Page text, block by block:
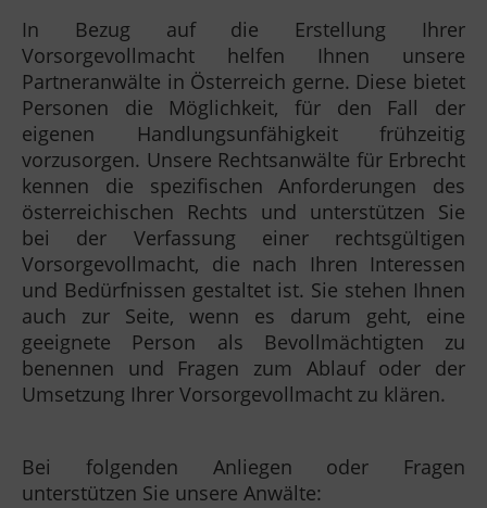
In Bezug auf die Erstellung Ihrer
Vorsorgevollmacht helfen Ihnen unsere
Partneranwälte in Österreich gerne. Diese bietet
Personen die Möglichkeit, für den Fall der
eigenen Handlungsunfähigkeit frühzeitig
vorzusorgen. Unsere Rechtsanwälte für Erbrecht
kennen die spezifischen Anforderungen des
österreichischen Rechts und unterstützen Sie
bei der Verfassung einer rechtsgültigen
Vorsorgevollmacht, die nach Ihren Interessen
und Bedürfnissen gestaltet ist. Sie stehen Ihnen
auch zur Seite, wenn es darum geht, eine
geeignete Person als Bevollmächtigten zu
benennen und Fragen zum Ablauf oder der
Umsetzung Ihrer Vorsorgevollmacht zu klären.
Bei folgenden Anliegen oder Fragen
unterstützen Sie unsere Anwälte: